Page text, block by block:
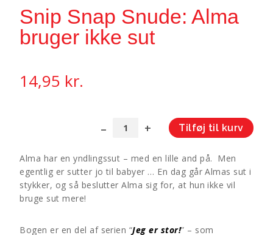
Snip Snap Snude: Alma
bruger ikke sut
14,95 kr.
Snip
Snude:
Alma
bruger
antal
Tilføj til kurv
A
Alma har en yndlingssut – med en lille and på. Men
egentlig er sutter jo til babyer … En dag går Almas sut i
stykker, og så beslutter Alma sig for, at hun ikke vil
bruge sut mere!
Bogen er en del af serien “Jeg er stor!” – som